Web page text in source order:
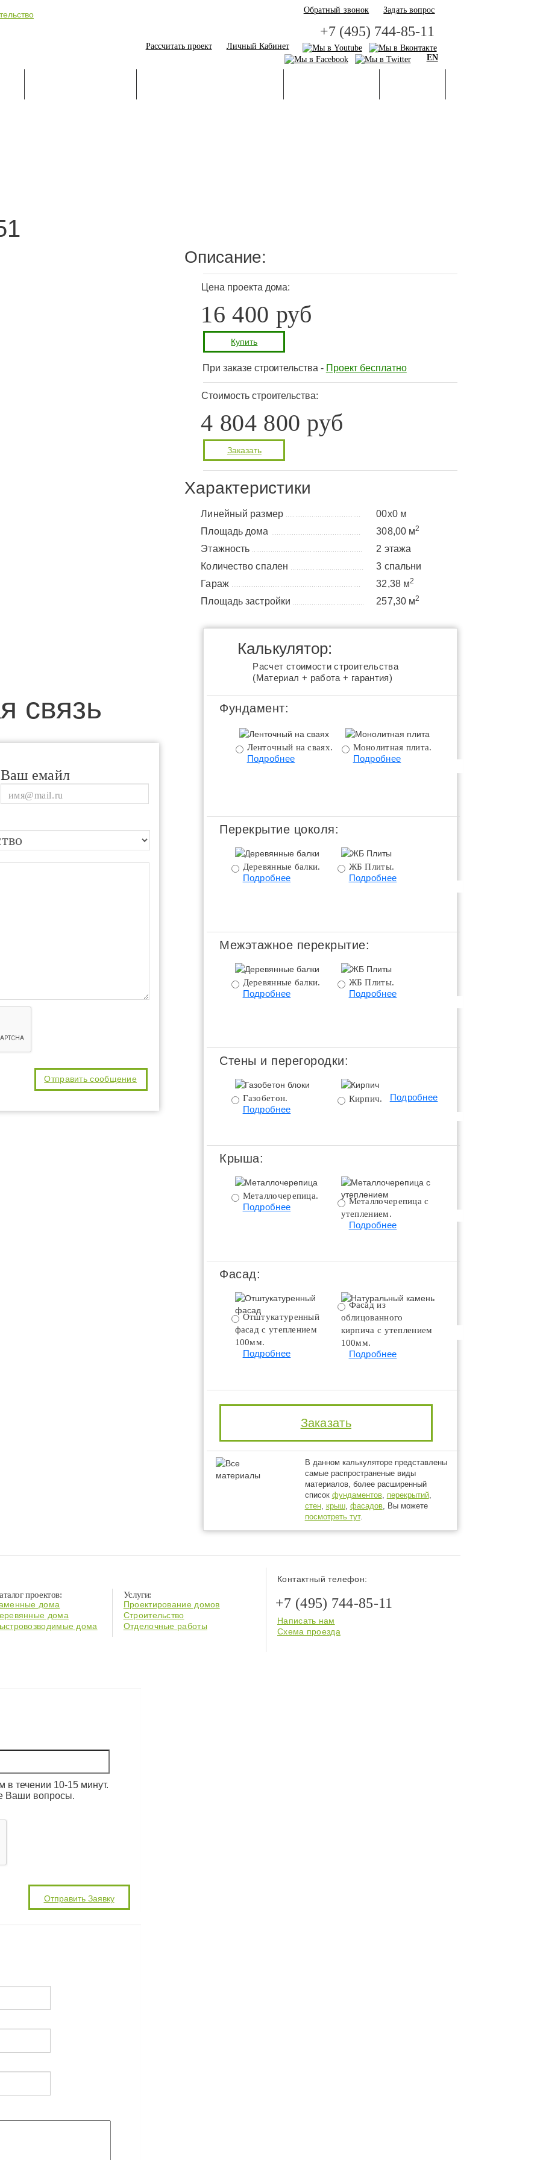
Обратный звонок Задать вопрос
+7 (495) 744-85-11
Рассчитать проект
Личный Кабинет
EN
Описание:
Цена проекта дома:
16 400 руб
Купить
При заказе строительства - Проект бесплатно
Стоимость строительства:
4 804 800 руб
Заказать
Характеристики
Линейный размер
00x0 м
Площадь дома
308,00 м2
Этажность
2 этажа
Количество спален
3 спальни
Гараж
32,38 м2
Площадь застройки 257,30 м2
связь
Ваш емайл
Калькулятор:
Расчет стоимости строительства
(Материал + работа + гарантия)
Фундамент:
Ленточный на сваях.
Подробнее
Монолитная плита.
Подробнее
Подробнее
Перекрытие цоколя:
Деревянные балки.
Подробнее
ЖБ Плиты.
Подробнее
Подробнее
Межэтажное перекрытие:
Деревянные балки.
Подробнее
ЖБ Плиты.
Подробнее
Подробнее
Стены и перегородки:
Газобетон.
Подробнее
Кирпич. Подробнее
Крыша:
Металлочерепица.
Подробнее
Металлочерепица с
утеплением.
Подробнее Подробнее
Фасад:
Отштукатуренный
фасад с утеплением
100мм.
Подробнее
Фасад из
облицованного
кирпича с утеплением
100мм.
Подробнее
Заказать
В данном калькуляторе представлены
самые распространеные виды
материалов, более расширенный
список фундаментов, перекрытий,
стен, крыш, фасадов, Вы можете
посмотреть тут.
проектов:
дома
дома
дома
Услуги:
Проектирование домов
Строительство
Отделочные работы
Контактный телефон:
+7 (495) 744-85-11
Написать нам
Схема проезда
течении 10-15 минут.
Ваши вопросы.